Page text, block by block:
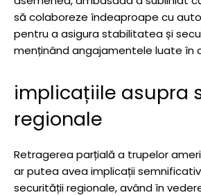
să colaboreze îndeaproape cu
pentru a asigura stabilitatea și
menținând angajamentele luate în
implicațiile asupra
regionale
Retragerea parțială a trupelor
ar putea avea implicații
securității regionale, având în